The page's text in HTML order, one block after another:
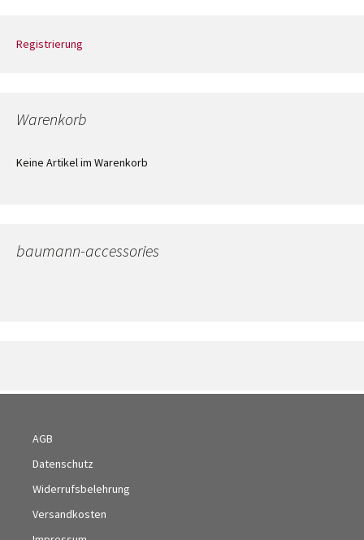
Registrierung
Warenkorb
Keine Artikel im Warenkorb
baumann-accessories
AGB
Datenschutz
Widerrufsbelehrung
Versandkosten